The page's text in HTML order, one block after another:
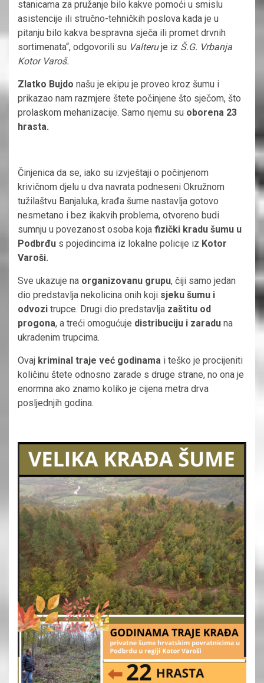
stanicama za pružanje bilo kakve pomoći u smislu
asistencije ili stručno-tehničkih poslova kada je u
pitanju bilo kakva bespravna sječa ili promet drvnih
sortimenata“, odgovorili su Valteruje iz Š.G. Vrbanja
Kotor Varoš.
Zlatko Bujdo našu je ekipu je proveo kroz šumu i
prikazao nam razmjere štete počinjene što sječom, što
prolaskom mehanizacije. Samo njemu su oborena 23
hrasta.
Činjenica da se, iako su izvještaji o počinjenom
krivičnom djelu u dva navrata podneseni Okružnom
tužilaštvu Banjaluka, krađa šume nastavlja gotovo
nesmetano i bez ikakvih problema, otvoreno budi
sumnju u povezanost osoba koja fizički kradu šumu u
Podbrđu s pojedincima iz lokalne policije iz Kotor
Varoši.
Sve ukazuje na organizovanu grupu, čiji samo jedan
dio predstavlja nekolicina onih koji sjeku šumu i
odvozi trupce. Drugi dio predstavlja zaštitu od
progona, a treći omogućuje distribuciju i zaradu na
ukradenim trupcima.
Ovaj kriminal traje već godinama i teško je procijeniti
količinu štete odnosno zarade s druge strane, no ona je
enormna ako znamo koliko je cijena metra drva
posljednjih godina.